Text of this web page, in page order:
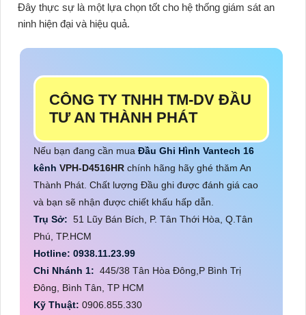
Đây thực sự là một lựa chọn tốt cho hệ thống giám sát an
ninh hiện đại và hiệu quả.
CÔNG TY TNHH TM-DV ĐẦU
TƯ AN THÀNH PHÁT
Nếu bạn đang cần mua Đầu Ghi Hình Vantech 16
kênh VPH-D4516HR chính hãng hãy ghé thăm An
Thành Phát. Chất lượng Đầu ghi được đánh giá cao
và bạn sẽ nhận được chiết khấu hấp dẫn.
Trụ Sở: 51 Lũy Bán Bích, P. Tân Thới Hòa, Q.Tân
Phú, TP.HCM
Hotline: 0938.11.23.99
Chi Nhánh 1: 445/38 Tân Hòa Đông,P Bình Trị
Đông, Bình Tân, TP HCM
Kỹ Thuật: 0906.855.330